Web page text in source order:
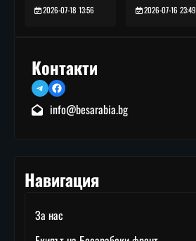
2026-07-18 13:56
2026-07-16 23:49
Контакти
TelegramFacebook
info@besarabia.bg
Навигация
За нас